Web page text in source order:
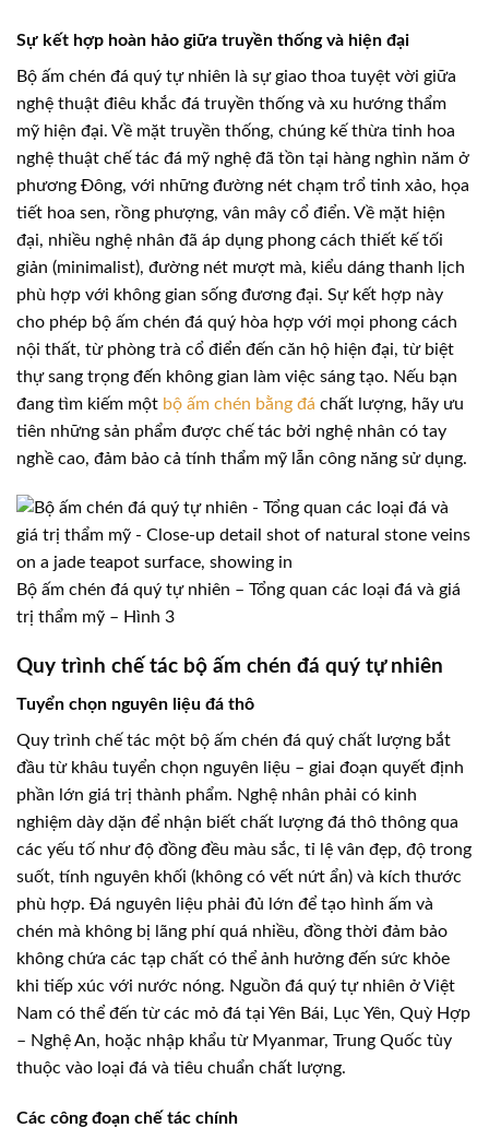
Sự kết hợp hoàn hảo giữa truyền thống và hiện đại
Bộ ấm chén đá quý tự nhiên là sự giao thoa tuyệt vời giữa
nghệ thuật điêu khắc đá truyền thống và xu hướng thẩm
mỹ hiện đại. Về mặt truyền thống, chúng kế thừa tinh hoa
nghệ thuật chế tác đá mỹ nghệ đã tồn tại hàng nghìn năm ở
phương Đông, với những đường nét chạm trổ tinh xảo, họa
tiết hoa sen, rồng phượng, vân mây cổ điển. Về mặt hiện
đại, nhiều nghệ nhân đã áp dụng phong cách thiết kế tối
giản (minimalist), đường nét mượt mà, kiểu dáng thanh lịch
phù hợp với không gian sống đương đại. Sự kết hợp này
cho phép bộ ấm chén đá quý hòa hợp với mọi phong cách
nội thất, từ phòng trà cổ điển đến căn hộ hiện đại, từ biệt
thự sang trọng đến không gian làm việc sáng tạo. Nếu bạn
đang tìm kiếm một bộ ấm chén bằng đá chất lượng, hãy ưu
tiên những sản phẩm được chế tác bởi nghệ nhân có tay
nghề cao, đảm bảo cả tính thẩm mỹ lẫn công năng sử dụng.
Bộ ấm chén đá quý tự nhiên – Tổng quan các loại đá và giá
trị thẩm mỹ – Hình 3
Quy trình chế tác bộ ấm chén đá quý tự nhiên
Tuyển chọn nguyên liệu đá thô
Quy trình chế tác một bộ ấm chén đá quý chất lượng bắt
đầu từ khâu tuyển chọn nguyên liệu – giai đoạn quyết định
phần lớn giá trị thành phẩm. Nghệ nhân phải có kinh
nghiệm dày dặn để nhận biết chất lượng đá thô thông qua
các yếu tố như độ đồng đều màu sắc, tỉ lệ vân đẹp, độ trong
suốt, tính nguyên khối (không có vết nứt ẩn) và kích thước
phù hợp. Đá nguyên liệu phải đủ lớn để tạo hình ấm và
chén mà không bị lãng phí quá nhiều, đồng thời đảm bảo
không chứa các tạp chất có thể ảnh hưởng đến sức khỏe
khi tiếp xúc với nước nóng. Nguồn đá quý tự nhiên ở Việt
Nam có thể đến từ các mỏ đá tại Yên Bái, Lục Yên, Quỳ Hợp
– Nghệ An, hoặc nhập khẩu từ Myanmar, Trung Quốc tùy
thuộc vào loại đá và tiêu chuẩn chất lượng.
Các công đoạn chế tác chính